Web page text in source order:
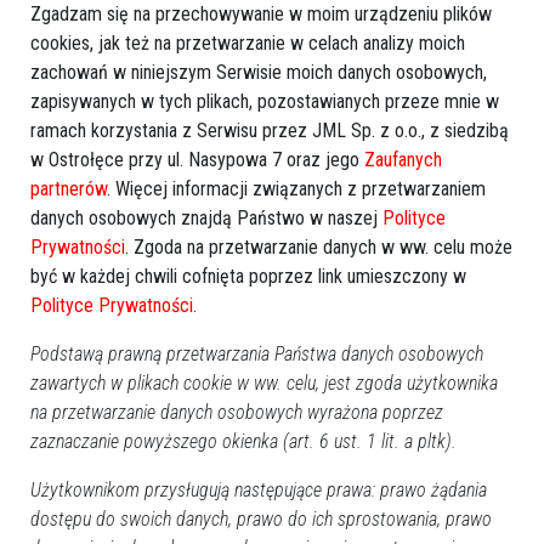
Zgadzam się na przechowywanie w moim urządzeniu plików
cookies, jak też na przetwarzanie w celach analizy moich
zachowań w niniejszym Serwisie moich danych osobowych,
zapisywanych w tych plikach, pozostawianych przeze mnie w
ramach korzystania z Serwisu przez JML Sp. z o.o., z siedzibą
w Ostrołęce przy ul. Nasypowa 7 oraz jego Zaufanych
partnerów. Więcej informacji związanych z przetwarzaniem
danych osobowych znajdą Państwo w naszej Polityce
Prywatności. Zgoda na przetwarzanie danych w ww. celu może
być w każdej chwili cofnięta poprzez link umieszczony w
Polityce Prywatności.
Podstawą prawną przetwarzania Państwa danych osobowych
zawartych w plikach cookie w ww. celu, jest zgoda użytkownika
na przetwarzanie danych osobowych wyrażona poprzez
zaznaczanie powyższego okienka (art. 6 ust. 1 lit. a pltk).
Użytkownikom przysługują następujące prawa: prawo żądania
dostępu do swoich danych, prawo do ich sprostowania, prawo